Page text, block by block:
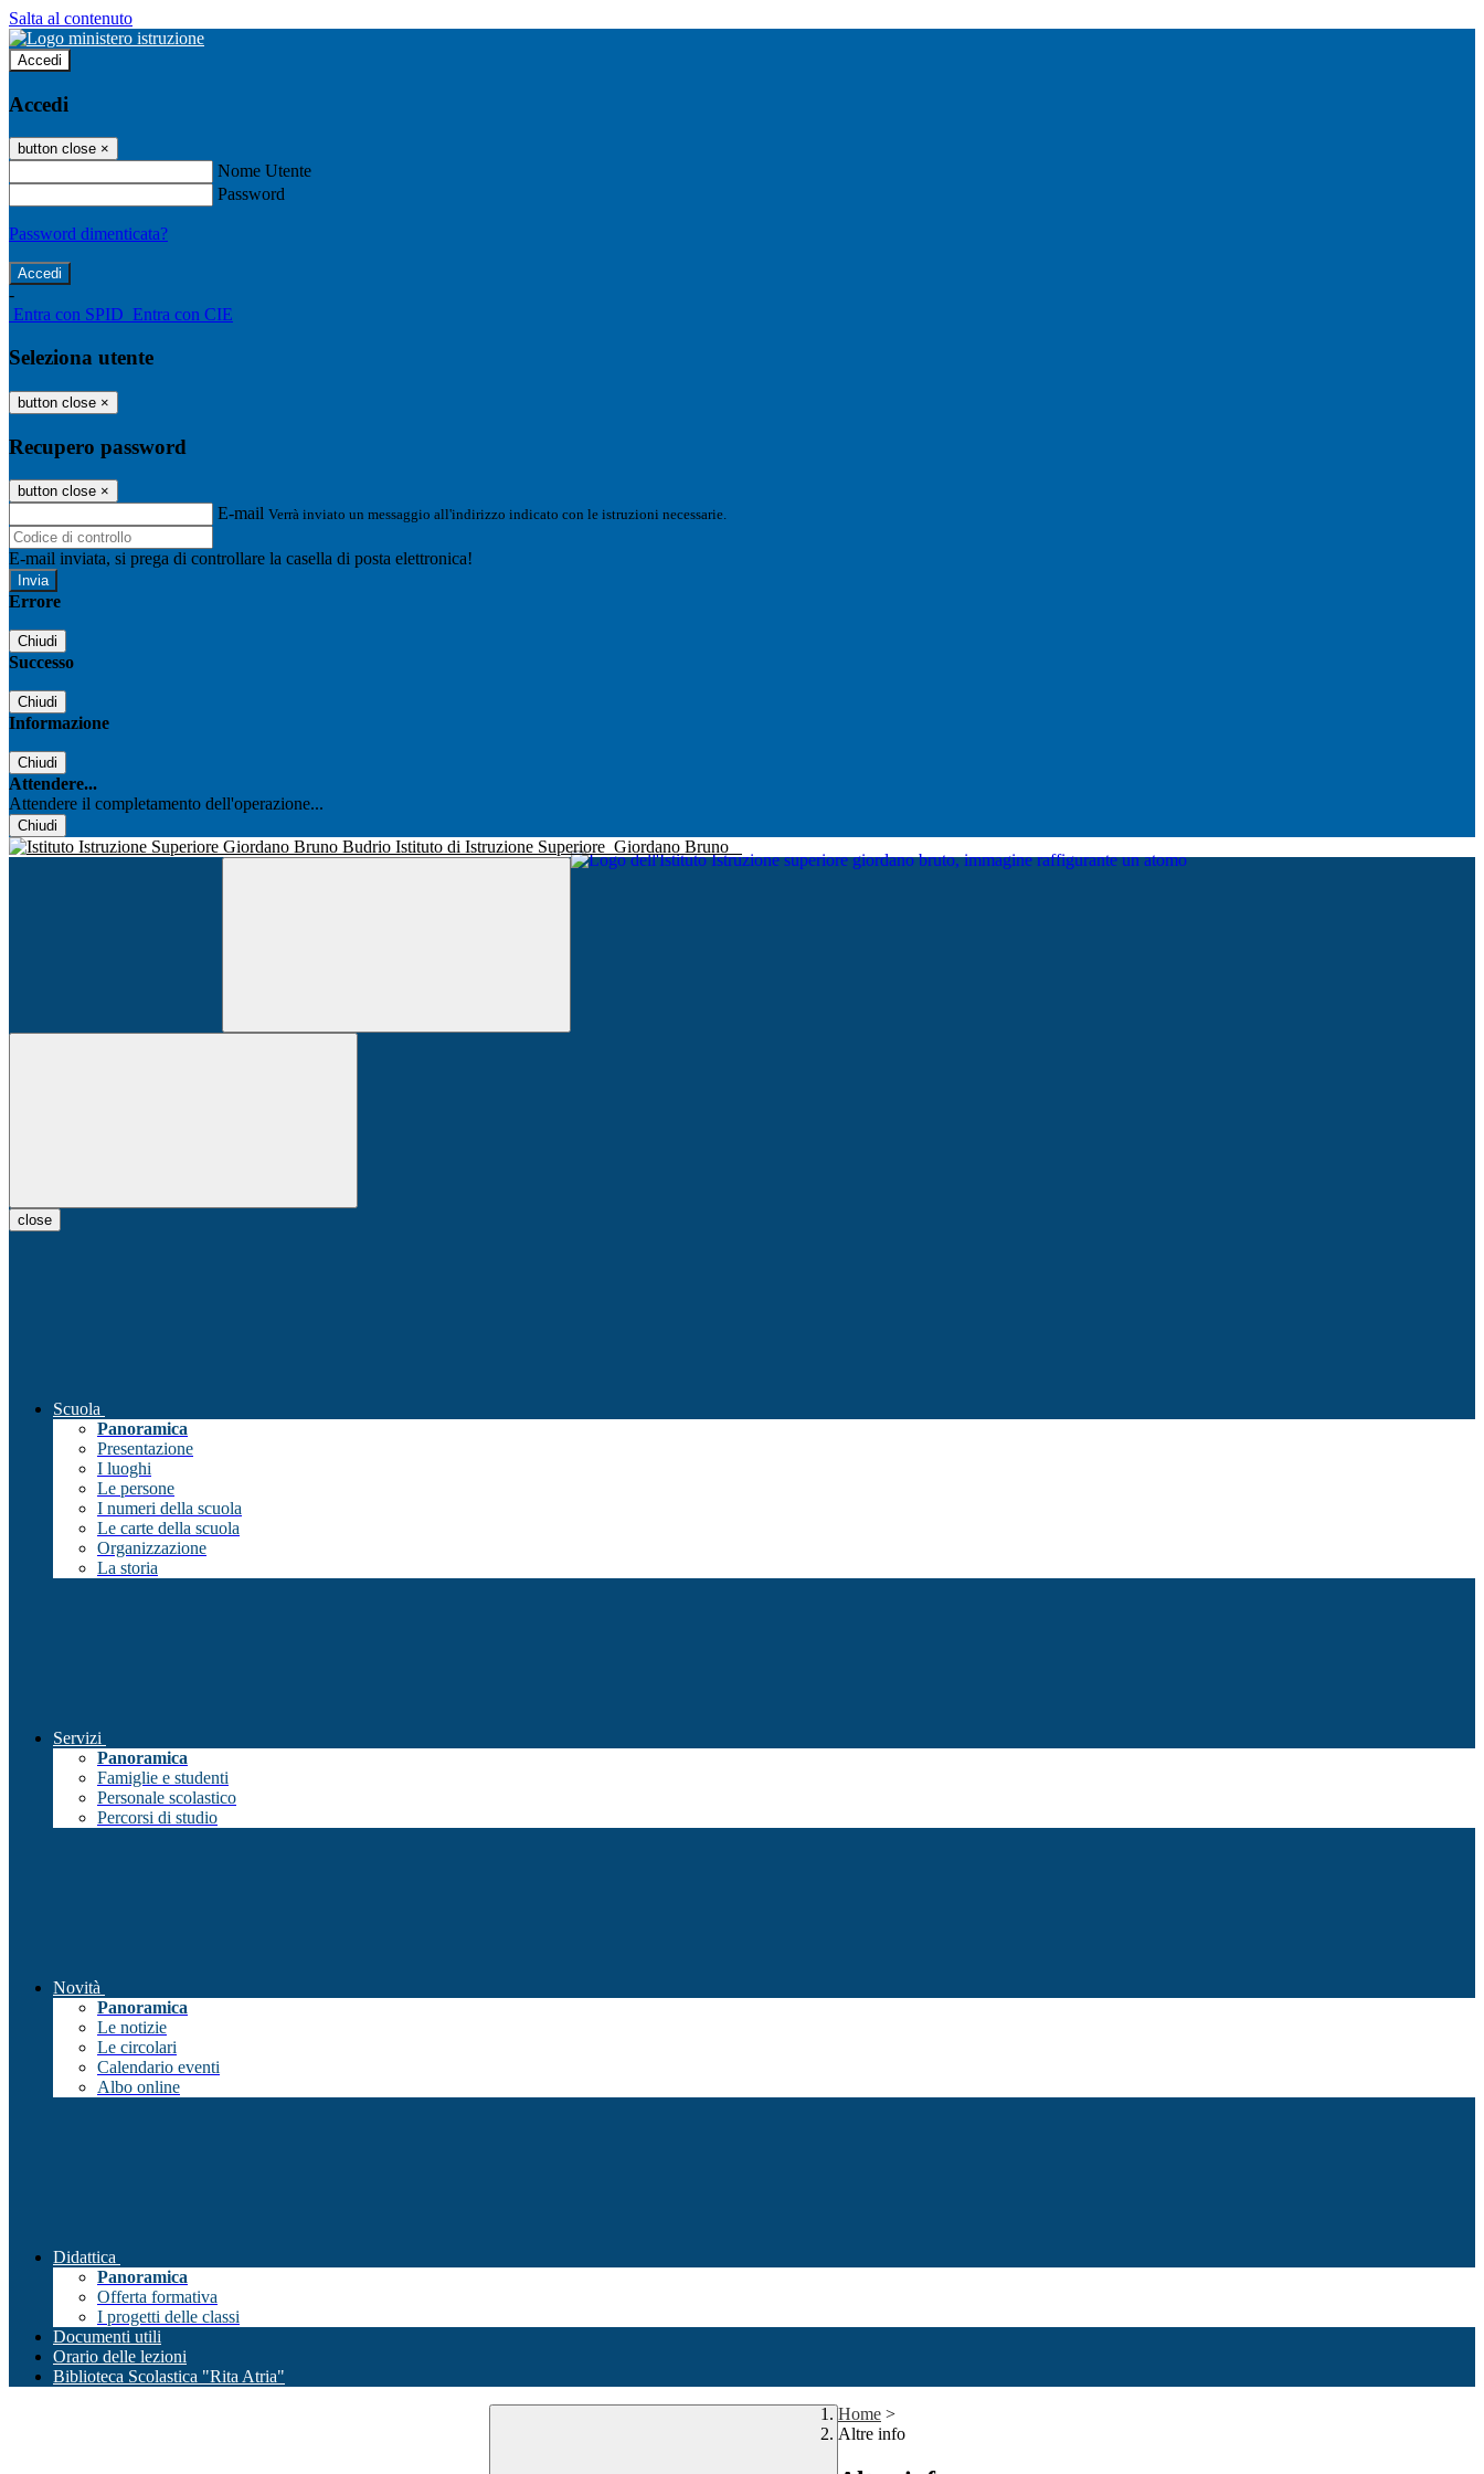
Salta al contenuto
Accedi
Accedi
button close ×
Nome Utente
Password
Password dimenticata?
-
Entra con SPID Entra con CIE
Seleziona utente
button close ×
Recupero password
button close ×
E-mail Verrà inviato un messaggio all'indirizzo indicato con le istruzioni necessarie.
E-mail inviata, si prega di controllare la casella di posta elettronica!
Errore
Chiudi
Successo
Chiudi
Informazione
Chiudi
Attendere...
Attendere il completamento dell'operazione...
Chiudi
Istituto di Istruzione Superiore Giordano Bruno
close
Scuola
Panoramica
Presentazione
I luoghi
Le persone
I numeri della scuola
Le carte della scuola
Organizzazione
La storia
Servizi
Panoramica
Famiglie e studenti
Personale scolastico
Percorsi di studio
Novità
Panoramica
Le notizie
Le circolari
Calendario eventi
Albo online
Didattica
Panoramica
Offerta formativa
I progetti delle classi
Documenti utili
Orario delle lezioni
Biblioteca Scolastica "Rita Atria"
Home >
Altre info